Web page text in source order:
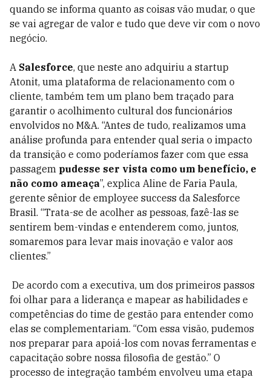
quando se informa quanto as coisas vão mudar, o que
se vai agregar de valor e tudo que deve vir com o novo
negócio.
A Salesforce, que neste ano adquiriu a start­up
Atonit, uma plataforma de relacionamento com o
cliente, também tem um plano bem traçado para
garantir o acolhimento cultural dos funcionários
envolvidos no M&A. “Antes de tudo, realizamos uma
análise profunda para entender qual seria o impacto
da transição e como poderíamos fazer com que essa
passagem pudesse ser vista como um benefício, e
não como ameaça”, explica Aline de Faria Paula,
gerente sênior de employee success da Salesforce
Brasil. “Trata-se de acolher as pessoas, fazê-las se
sentirem bem-vindas e entenderem como, juntos,
somaremos para levar mais inovação e valor aos
clientes.”
De acordo com a executiva, um dos primeiros passos
foi olhar para a liderança e mapear as habilidades e
competências do time de gestão para entender como
elas se complementariam. “Com essa visão, pudemos
nos preparar para apoiá-los com novas ferramentas e
capacitação sobre nossa filosofia de gestão.” O
processo de integração também envolveu uma etapa